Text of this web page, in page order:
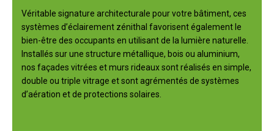
Véritable signature architecturale pour votre bâtiment, ces
systèmes d’éclairement zénithal favorisent également le
bien-être des occupants en utilisant de la lumière naturelle.
Installés sur une structure métallique, bois ou aluminium,
nos façades vitrées et murs rideaux sont réalisés en simple,
double ou triple vitrage et sont agrémentés de systèmes
d’aération et de protections solaires.